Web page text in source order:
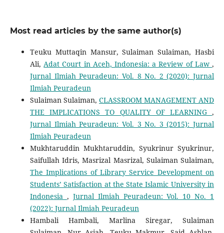
Most read articles by the same author(s)
Teuku Muttaqin Mansur, Sulaiman Sulaiman, Hasbi
Ali, Adat Court in Aceh, Indonesia: a Review of Law,
Jurnal Ilmiah Peuradeun: Vol. 8 No. 2 (2020): Jurnal
Ilmiah Peuradeun
Sulaiman Sulaiman, CLASSROOM MANAGEMENT AND
THE IMPLICATIONS TO QUALITY OF LEARNING,
Jurnal Ilmiah Peuradeun: Vol. 3 No. 3 (2015): Jurnal
Ilmiah Peuradeun
Mukhtaruddin Mukhtaruddin, Syukrinur Syukrinur,
Saifullah Idris, Masrizal Masrizal, Sulaiman Sulaiman,
The Implications of Library Service Development on
Students’ Satisfaction at the State Islamic University in
Indonesia , Jurnal Ilmiah Peuradeun: Vol. 10 No. 1
(2022): Jurnal Ilmiah Peuradeun
Hambali Hambali, Marlina Siregar, Sulaiman